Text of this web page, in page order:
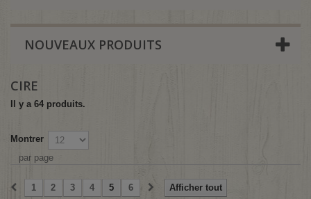
NOUVEAUX PRODUITS
CIRE
Il y a 64 produits.
Montrer
par page
Afficher tout
1 2 3 4 5 6